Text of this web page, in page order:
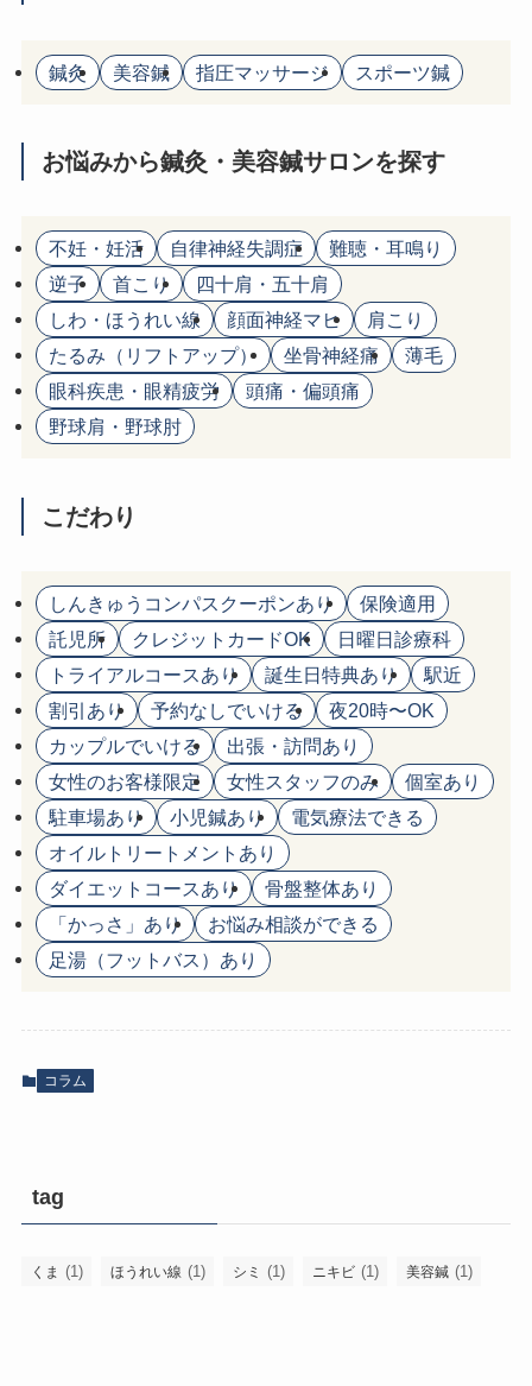
鍼灸 美容鍼 指圧マッサージ スポーツ鍼
お悩みから鍼灸・美容鍼サロンを探す
不妊・妊活 自律神経失調症
難聴・耳鳴り
逆子
首こり
四十肩・五十肩
しわ・ほうれい線
顔面神経マヒ
肩こり
たるみ（リフトアップ）
坐骨神経痛
薄毛
眼科疾患・眼精疲労
頭痛・偏頭痛
野球肩・野球肘
こだわり
しんきゅうコンパスクーポンあり
保険適用
託児所
クレジットカードOK
日曜日診療科
トライアルコースあり
誕生日特典あり
駅近
割引あり
予約なしでいける
夜20時〜OK
カップルでいける
出張・訪問あり
女性のお客様限定
女性スタッフのみ
個室あり
駐車場あり
小児鍼あり
電気療法できる
オイルトリートメントあり
ダイエットコースあり
骨盤整体あり
「かっさ」あり
お悩み相談ができる
足湯（フットバス）あり
コラム
tag
くま (1) ほうれい線 (1) シミ (1) ニキビ (1) 美容鍼 (1)